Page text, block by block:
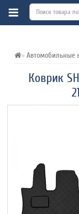
Автомобильные
Коврик
ВСЕ О ТОВАРЕ